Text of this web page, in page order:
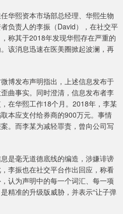
熙资本市场部总经理、华熙生物
负责人的李振（David），在社交平
称其于2018年发现华熙存在严重的
该消息迅速在医美圈掀起波澜，再
发布声明指出，上述信息发布于
曲事实。同时澄清，信息发布者李
在华熙工作18个月。2018年，李某
本应支付给券商的900万元。事情
。而李某为减轻罪责，曾向公司写
毫无道德底线的编造，涉嫌诽谤
李振也在社交平台作出回应，称看
认为声明中的每一个词汇、每一项
精准的升级版威胁，并表示“让子弹